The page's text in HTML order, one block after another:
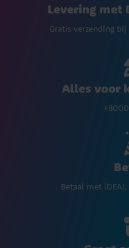
Levering met
Gratis verzending
Alles voor
Betaal met